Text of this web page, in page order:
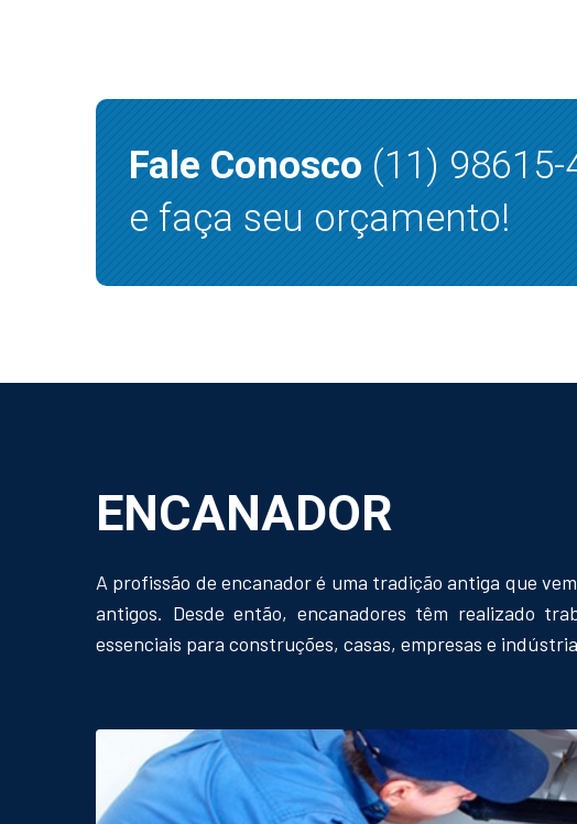
Fale Conosco(11) 98615-
e faça seu orçamento!
ENCANADOR
A profissão de encanador é uma tradição antiga que
antigos. Desde então, encanadores têm realizado
essenciais para construções, casas, empresas e